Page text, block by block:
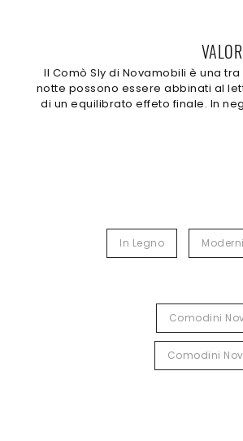
Il Comò Sly di Novamobili è una
notte possono essere abbinati al
di un equilibrato effeto finale. In
In Legno Moderni
Comodini
Comodini